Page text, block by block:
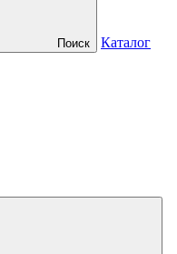
Поиск Каталог